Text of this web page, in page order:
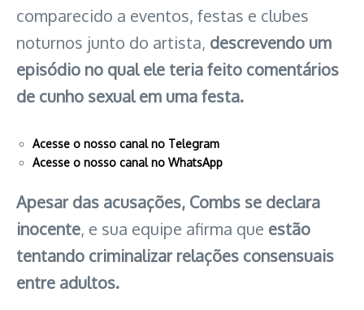
comparecido a eventos, festas e clubes
noturnos junto do artista, descrevendo um
episódio no qual ele teria feito comentários
de cunho sexual em uma festa.
Acesse o nosso canal no Telegram
Acesse o nosso canal no WhatsApp
Apesar das acusações, Combs se declara
inocente, e sua equipe afirma que estão
tentando criminalizar relações consensuais
entre adultos.